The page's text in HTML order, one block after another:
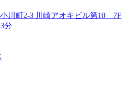
川町2-3 川崎アオキビル第10 7F
分